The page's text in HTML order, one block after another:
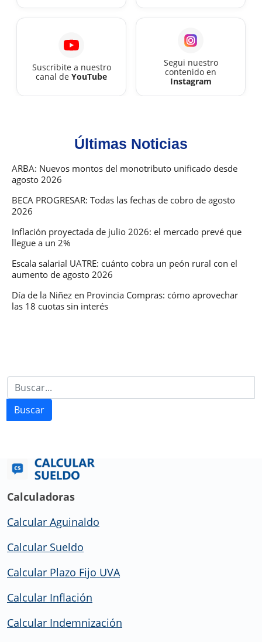
Suscribite a nuestro
canal de YouTube
Segui nuestro
contenido en
Instagram
Últimas Noticias
ARBA: Nuevos montos del monotributo unificado desde
agosto 2026
BECA PROGRESAR: Todas las fechas de cobro de agosto
2026
Inflación proyectada de julio 2026: el mercado prevé que
llegue a un 2%
Escala salarial UATRE: cuánto cobra un peón rural con el
aumento de agosto 2026
Día de la Niñez en Provincia Compras: cómo aprovechar
las 18 cuotas sin interés
Buscar
Calculadoras
Calcular Aguinaldo
Calcular Sueldo
Calcular Plazo Fijo UVA
Calcular Inflación
Calcular Indemnización